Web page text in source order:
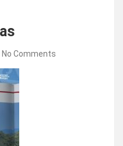
No Comments